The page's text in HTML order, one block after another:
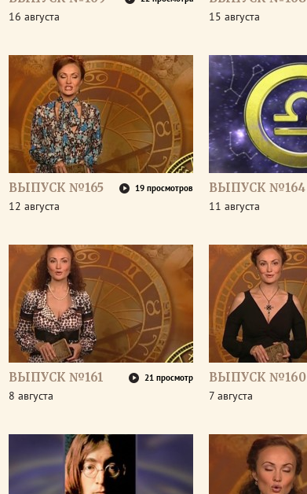
16 августа 15 августа
ВЫПУСК №165 19 просмотров
12 августа
ВЫПУСК №164
11 августа
ВЫПУСК №161 21 просмотр
8 августа
ВЫПУСК №160
7 августа